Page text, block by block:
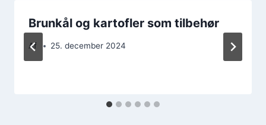
Brunkål og kartofler som tilbehør
Af 25. december 2024